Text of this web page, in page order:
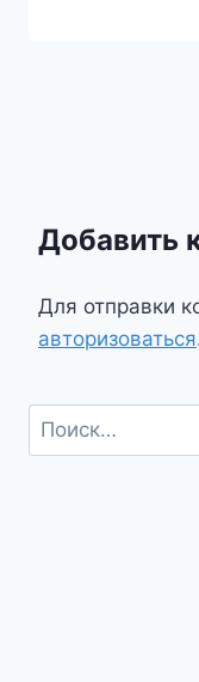
Добавить
Для отправки
авторизоваться
Найти: